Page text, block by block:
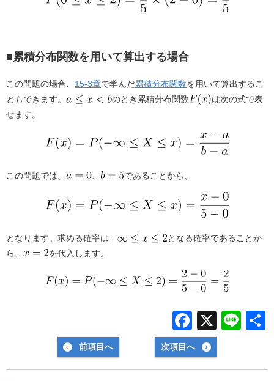
■累積分布関数を用いて算出する場合
この問題の場合、 15-3章で学んだ累積分布関数を用いて算出するこ
ともできます。
のとき累積分布関数
は次の式で表
せます。
この問題では、 であることから、
となります。求める確率は
となる確率であることか
ら、
を代入します。
F
a
c
X
Li
前項目へ 次項目へ